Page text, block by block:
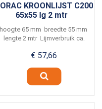
ORAC KROONLIJST C200
65x55 lg 2 mtr
hoogte 65 mm breedte 55 mm
lengte 2 mtr Lijmverbruik ca.
€ 57,66